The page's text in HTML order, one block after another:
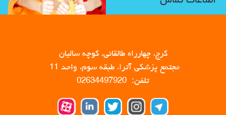
کرج، چهارراه طالقانی، کوچه سالیان
مجتمع پزشکی آترا، طبقه سوم، واحد 11
تلفن: 02634497920